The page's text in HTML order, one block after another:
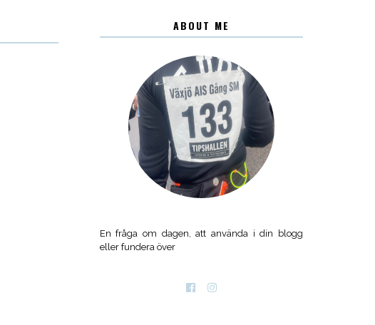
ABOUT ME
En fråga om dagen, att använda i din blogg
eller fundera över